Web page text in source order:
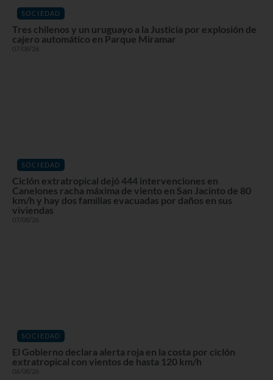
SOCIEDAD
Tres chilenos y un uruguayo a la Justicia por explosión de
cajero automático en Parque Miramar
07/08/26
SOCIEDAD
Ciclón extratropical dejó 444 intervenciones en
Canelones racha máxima de viento en San Jacinto de 80
km/h y hay dos familias evacuadas por daños en sus
viviendas
07/08/26
SOCIEDAD
El Gobierno declara alerta roja en la costa por ciclón
extratropical con vientos de hasta 120 km/h
06/08/26